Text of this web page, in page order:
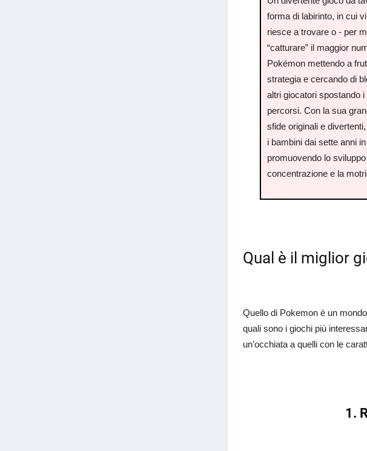
forma di labirinto, in cui
riesce a trovare o - per
“catturare” il maggior
Pokémon mettendo a
strategia e cercando di
altri giocatori spostando i
percorsi. Con la sua
sfide originali e
i bambini dai sette anni
promuovendo lo
concentrazione e la
Qual è il miglior
Quello di Pokemon è un
quali sono i giochi più
un’occhiata a quelli con le
1.